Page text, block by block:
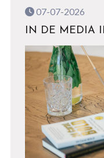
07-07-2026
IN DE MEDIA